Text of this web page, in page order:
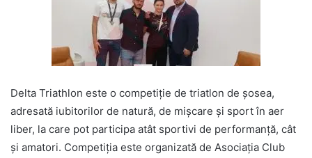
Delta Triathlon este o competiție de triatlon de şosea,
adresată iubitorilor de natură, de mişcare şi sport în aer
liber, la care pot participa atât sportivi de performanţă, cât
şi amatori. Competiţia este organizată de Asociația Club